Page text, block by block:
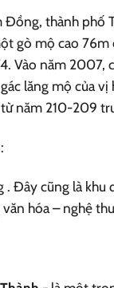
thành phố
gò mộ cao
năm 2007,
lăng mộ của vị
năm 210-209
Đây cũng là khu
hóa – nghệ